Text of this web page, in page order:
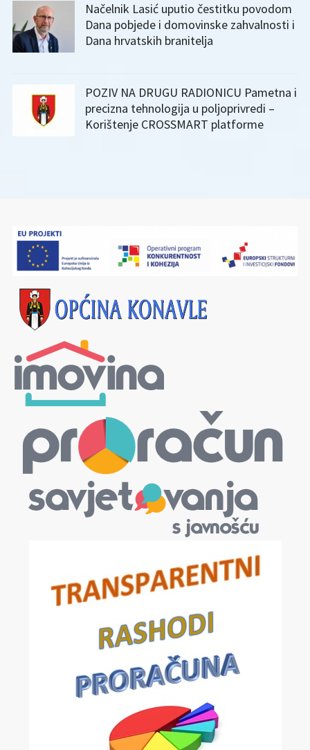
Načelnik Lasić uputio čestitku povodom
Dana pobjede i domovinske zahvalnosti i
Dana hrvatskih branitelja
POZIV NA DRUGU RADIONICU Pametna i
precizna tehnologija u poljoprivredi –
Korištenje CROSSMART platforme